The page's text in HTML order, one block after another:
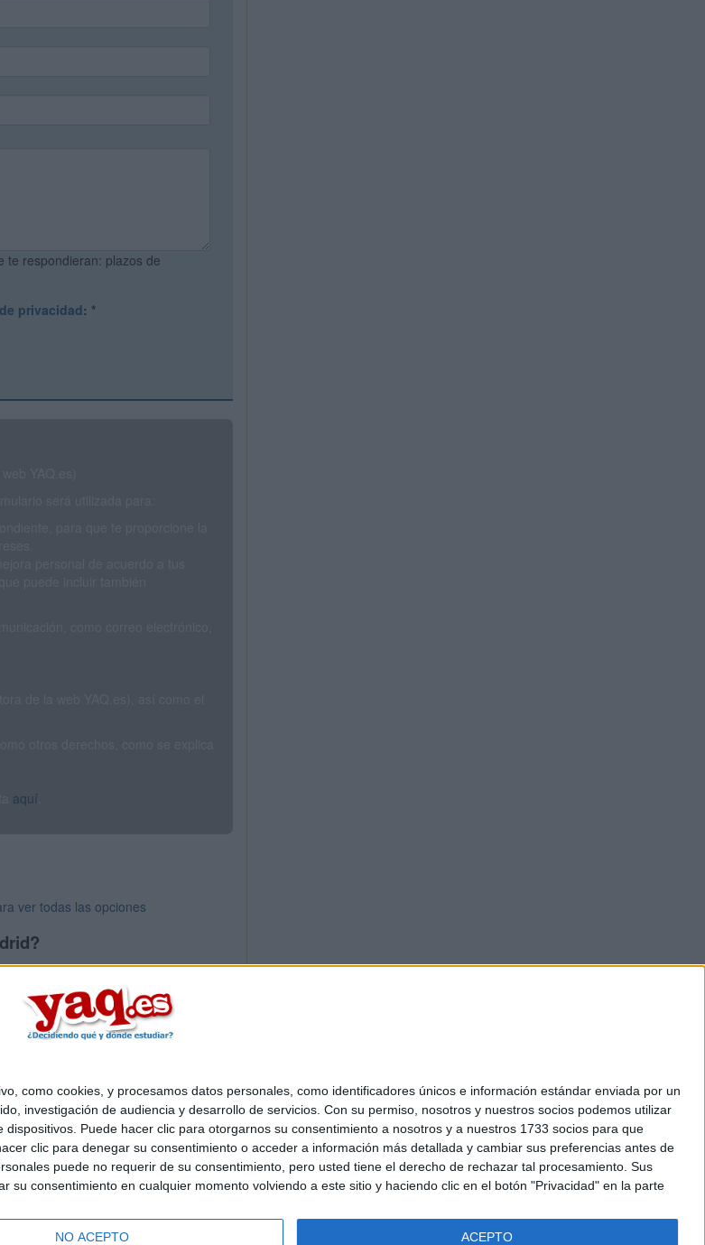
como cookies, y procesamos datos personales, como identificadores únicos e información estándar enviada por un
investigación de audiencia y desarrollo de servicios. Con su permiso, nosotros y nuestros socios podemos utilizar
Puede hacer clic para otorgarnos su consentimiento a nosotros y a nuestros 1733 socios para que
clic para denegar su consentimiento o acceder a información más detallada y cambiar sus preferencias antes de
puede no requerir de su consentimiento, pero usted tiene el derecho de rechazar tal procesamiento. Sus
consentimiento en cualquier momento volviendo a este sitio y haciendo clic en el botón "Privacidad" en la parte
NO ACEPTO ACEPTO
te respondieran: plazos de
privacidad: *
aquí
ver todas las opciones
somos|Contactar|Anúnciate
privacidad|Condiciones generales|Política de cookies
- Diego de León 47 - 28006 Madrid [ESPAÑA] - Tel. +34 91 593 2767